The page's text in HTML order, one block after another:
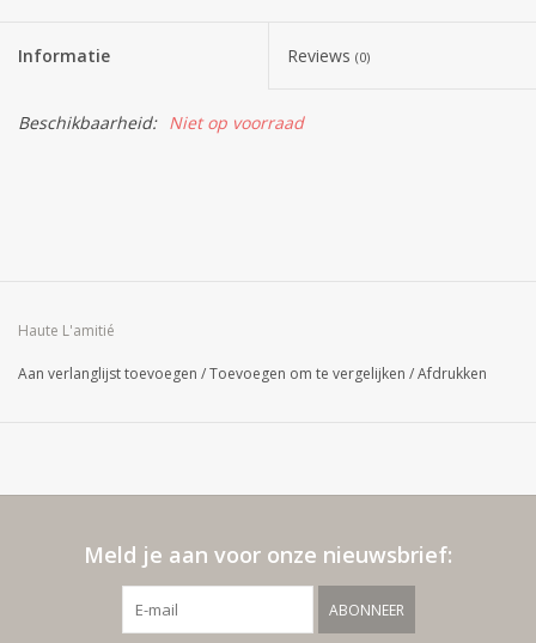
Informatie Reviews (0)
Beschikbaarheid: Niet op voorraad
Haute L'amitié
Aan verlanglijst toevoegen /Toevoegen om te vergelijken /Afdrukken
Meld je aan voor onze nieuwsbrief:
ABONNEER